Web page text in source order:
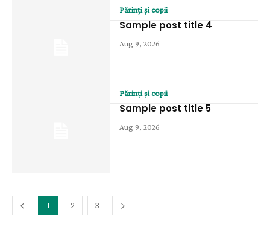
Părinți și copii
Sample post title 4
Aug 9, 2026
Părinți și copii
Sample post title 5
Aug 9, 2026
1 2 3